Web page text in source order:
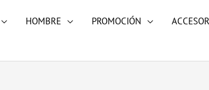
HOMBRE PROMOCIÓN